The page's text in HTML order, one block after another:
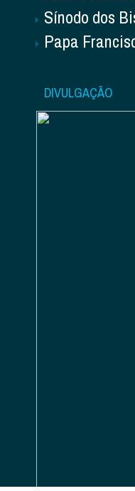
Sínodo dos
Papa
DIVULGAÇÃO